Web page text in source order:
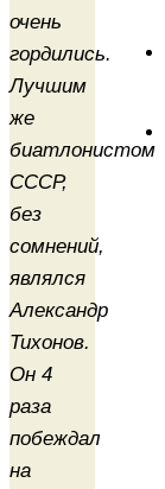
очень
гордились.
Лучшим
же
биатлонистом
СССР,
без
сомнений,
являлся
Александр
Тихонов.
Он 4
раза
побеждал
на